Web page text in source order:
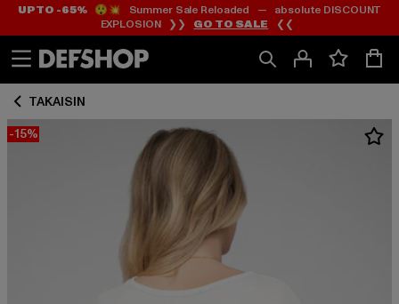
Siirry
Sisältö
Siirry
Footer
UP TO -65%😲💥 Summer Sale Reloaded — absolute DISCOUNT
EXPLOSION ❯❯ GO TO SALE ❮❮
TAKAISIN
-15%